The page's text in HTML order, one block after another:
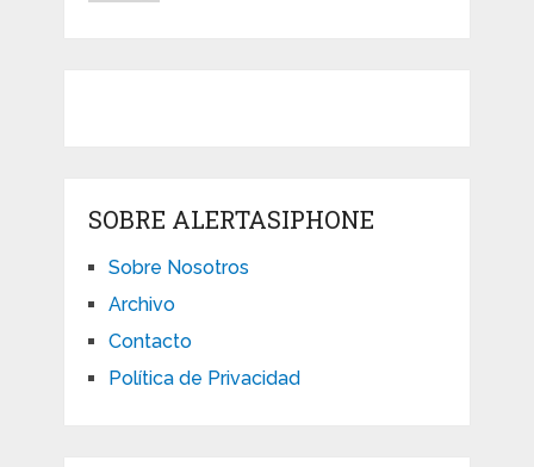
SOBRE ALERTASIPHONE
Sobre Nosotros
Archivo
Contacto
Política de Privacidad